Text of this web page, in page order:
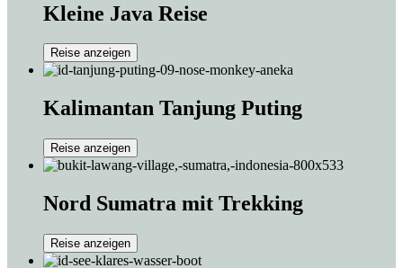
Kleine Java Reise
Reise anzeigen
Kalimantan Tanjung Puting
Reise anzeigen
Nord Sumatra mit Trekking
Reise anzeigen